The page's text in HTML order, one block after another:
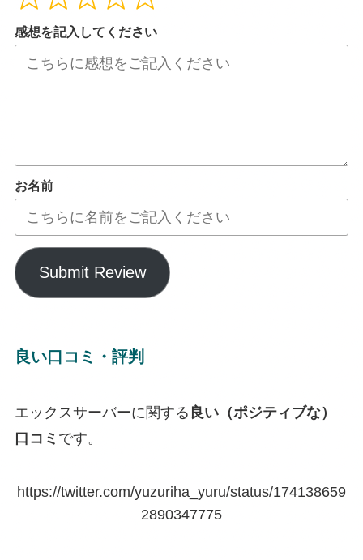
感想を記入してください
お名前
Submit Review
良い口コミ・評判
エックスサーバーに関する 良い（ポジティブな）
口コミ です。
https://twitter.com/yuzuriha_yuru/status/174138659
2890347775